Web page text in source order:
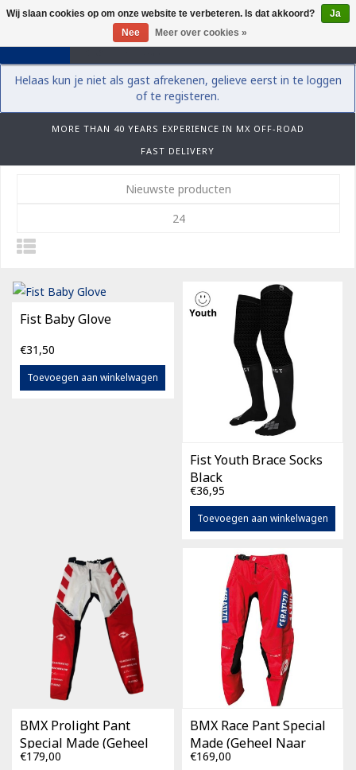
0
Helaas kun je niet als gast afrekenen, gelieve eerst in te loggen
of te registeren.
MORE THAN 40 YEARS EXPERIENCE IN MX OFF-ROAD
FAST DELIVERY
Nieuwste producten
24
Fist Baby Glove
€31,50
Toevoegen aan winkelwagen
Fist Youth Brace Socks
Black
€36,95
Toevoegen aan winkelwagen
BMX Prolight Pant
Special Made (Geheel
Naar Eigen Wens)
€179,00
BMX Race Pant Special
Made (Geheel Naar
Eigen Wens)
€169,00
Wij slaan cookies op om onze website te verbeteren. Is dat akkoord?
Ja
Nee
Meer over cookies »